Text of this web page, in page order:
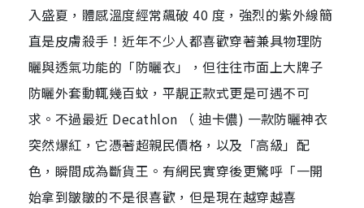
入盛夏，體感溫度經常飆破 40 度，強烈的紫外線簡
直是皮膚殺手！近年不少人都喜歡穿著兼具物理防
曬與透氣功能的「防曬衣」，但往往市面上大牌子
防曬外套動輒幾百蚊，平靚正款式更是可遇不可
求。不過最近 Decathlon （ 迪卡儂) 一款防曬神衣
突然爆紅，它憑著超親民價格，以及「高級」配
色，瞬間成為斷貨王。有網民實穿後更驚呼「一開
始拿到皺皺的不是很喜歡，但是現在越穿越喜